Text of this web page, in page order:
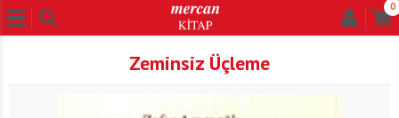
0
Zeminsiz Üçleme